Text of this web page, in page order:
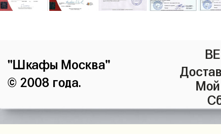
"Шкафы Москва"
© 2008 года.